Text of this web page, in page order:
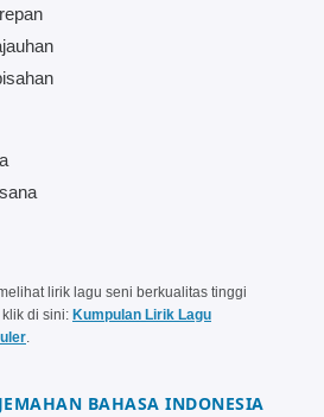
lirik lagu seni berkualitas tinggi
di sini: Kumpulan Lirik Lagu
BAHASA INDONESIA